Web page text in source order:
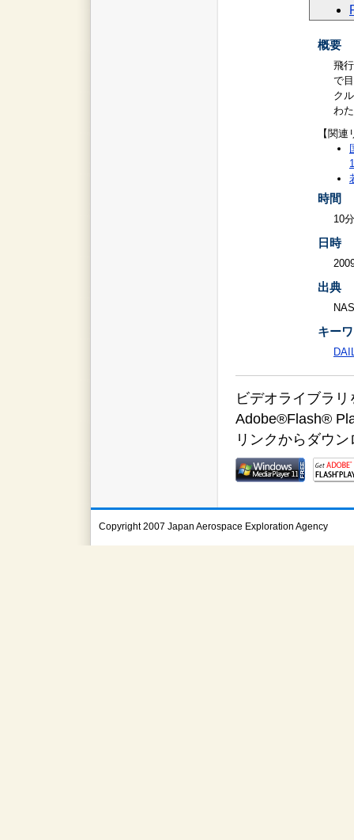
概要
飛
で
ク
わ
【関
時間
10
日時
出典
キー
ビデオライブラ
Adobe®Flash®
リンクからダウ
Copyright 2007 Japan Aerospace Exploration Agency